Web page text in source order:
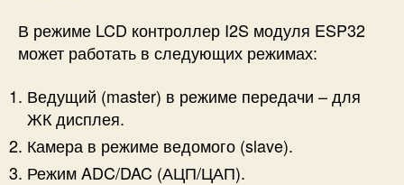
В режиме LCD контроллер I2S модуля ESP32
может работать в следующих режимах:
Ведущий (master) в режиме передачи – для
ЖК дисплея.
Камера в режиме ведомого (slave).
Режим ADC/DAC (АЦП/ЦАП).